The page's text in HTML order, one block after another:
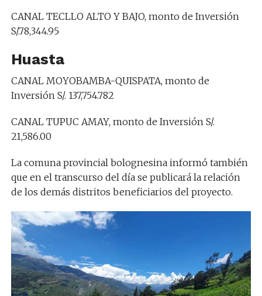
CANAL TECLLO ALTO Y BAJO, monto de Inversión
S/.78,344.95
Huasta
CANAL MOYOBAMBA-QUISPATA, monto de
Inversión S/. 137,754.782
CANAL TUPUC AMAY, monto de Inversión S/.
21,586.00
La comuna provincial bolognesina informó también
que en el transcurso del día se publicará la relación
de los demás distritos beneficiarios del proyecto.